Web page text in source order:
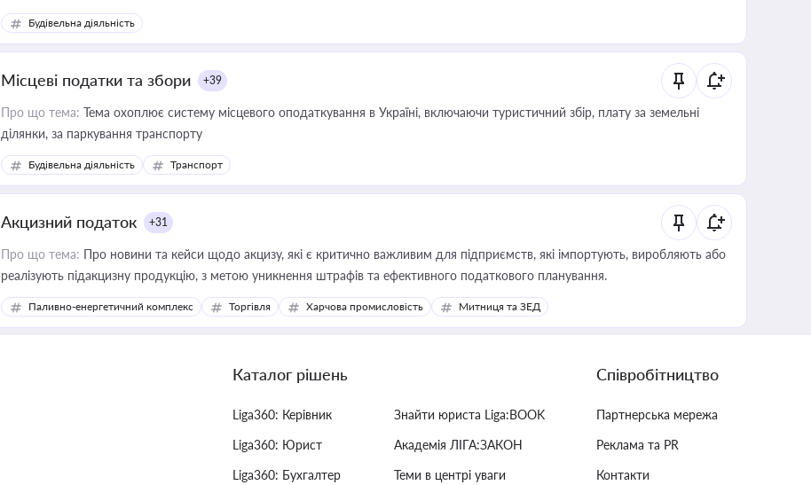
Будівельна діяльність
Місцеві податки та збори +39
Про що тема: Тема охоплює систему місцевого оподаткування в Україні, включаючи туристичний збір, плату за земельні
ділянки, за паркування транспорту
Будівельна діяльність Транспорт
Акцизний податок +31
Про що тема: Про новини та кейси щодо акцизу, які є критично важливим для підприємств, які імпортують, виробляють або
реалізують підакцизну продукцію, з метою уникнення штрафів та ефективного податкового планування.
Паливно-енергетичний комплекс Торгівля Харчова промисловість Митниця та ЗЕД
Каталог рішень
Liga360: Керівник
Liga360: Юрист
Liga360: Бухгалтер
Знайти юриста Liga:BOOK
Академія ЛІГА:ЗАКОН
Теми в центрі уваги
Співробітництво
Партнерська мережа
Реклама та PR
Контакти